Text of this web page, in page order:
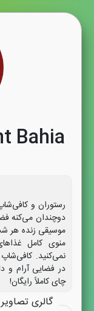
Bahia
رستوران و
دوچندان می‌کنه
موسیقی زنده هر
منوی کامل
نمی‌کنید.
در فضایی آرام
چای کاملاً رایگان!
گالری تصاویر